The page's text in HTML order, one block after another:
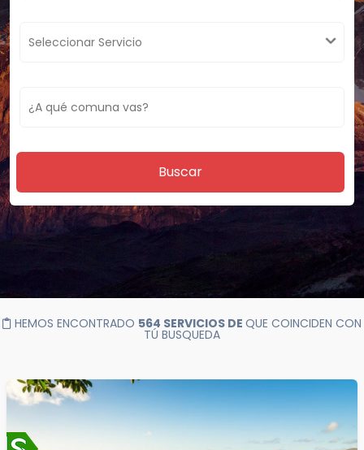
Buscar
HEMOS ENCONTRADO 564 SERVICIOS DE QUE COINCIDEN CON
TÚ BUSQUEDA